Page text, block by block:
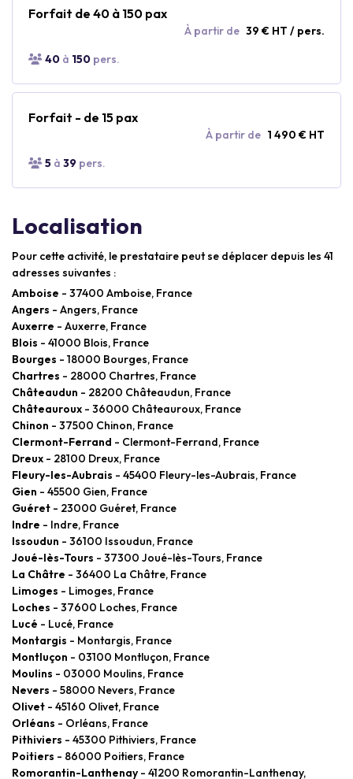
Forfait de 40 à 150 pax
À partir de 39 € HT / pers.
40 à 150 pers.
Forfait - de 15 pax
À partir de 1 490 € HT
5 à 39 pers.
Localisation
Pour cette activité, le prestataire peut se déplacer depuis les 41
adresses suivantes :
Amboise - 37400 Amboise, France
Angers - Angers, France
Auxerre - Auxerre, France
Blois - 41000 Blois, France
Bourges - 18000 Bourges, France
Chartres - 28000 Chartres, France
Châteaudun - 28200 Châteaudun, France
Châteauroux - 36000 Châteauroux, France
Chinon - 37500 Chinon, France
Clermont-Ferrand - Clermont-Ferrand, France
Dreux - 28100 Dreux, France
Fleury-les-Aubrais - 45400 Fleury-les-Aubrais, France
Gien - 45500 Gien, France
Guéret - 23000 Guéret, France
Indre - Indre, France
Issoudun - 36100 Issoudun, France
Joué-lès-Tours - 37300 Joué-lès-Tours, France
La Châtre - 36400 La Châtre, France
Limoges - Limoges, France
Loches - 37600 Loches, France
Lucé - Lucé, France
Montargis - Montargis, France
Montluçon - 03100 Montluçon, France
Moulins - 03000 Moulins, France
Nevers - 58000 Nevers, France
Olivet - 45160 Olivet, France
Orléans - Orléans, France
Pithiviers - 45300 Pithiviers, France
Poitiers - 86000 Poitiers, France
Romorantin-Lanthenay - 41200 Romorantin-Lanthenay,